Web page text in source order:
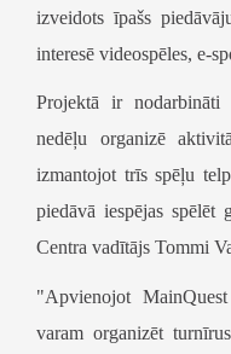
izveidots īpašs
interesē videospēles, e-
Projektā ir
nedēļu organizē
izmantojot trīs spēļu
piedāvā iespējas spēlēt
Centra vadītājs Tommi
"Apvienojot MainQuest
varam organizēt